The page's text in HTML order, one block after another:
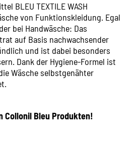
BLEU TEXTILE WASH
von Funktionskleidung. Egal
bei Handwäsche: Das
auf Basis nachwachsender
und ist dabei besonders
Dank der Hygiene-Formel ist
Wäsche selbstgenähter
Collonil Bleu Produkten!